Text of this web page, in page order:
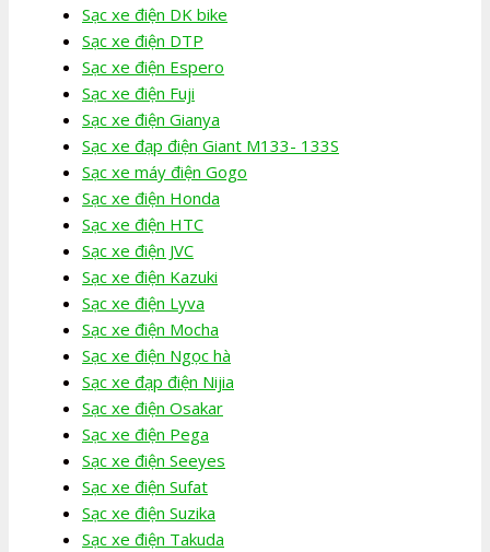
Sạc xe điện DK bike
Sạc xe điện DTP
Sạc xe điện Espero
Sạc xe điện Fuji
Sạc xe điện Gianya
Sạc xe đạp điện Giant M133- 133S
Sạc xe máy điện Gogo
Sạc xe điện Honda
Sạc xe điện HTC
Sạc xe điện JVC
Sạc xe điện Kazuki
Sạc xe điện Lyva
Sạc xe điện Mocha
Sạc xe điện Ngọc hà
Sạc xe đạp điện Nijia
Sạc xe điện Osakar
Sạc xe điện Pega
Sạc xe điện Seeyes
Sạc xe điện Sufat
Sạc xe điện Suzika
Sạc xe điện Takuda